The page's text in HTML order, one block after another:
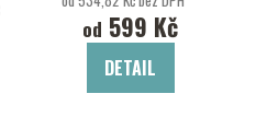
od 599 Kč
DETAIL